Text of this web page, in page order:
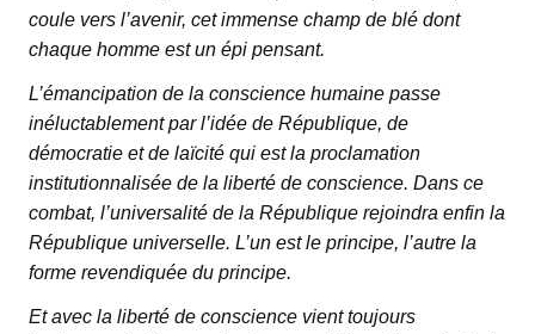
coule vers l’avenir, cet immense champ de blé dont
chaque homme est un épi pensant.
L’émancipation de la conscience humaine passe
inéluctablement par l’idée de République, de
démocratie et de laïcité qui est la proclamation
institutionnalisée de la liberté de conscience. Dans ce
combat, l’universalité de la République rejoindra enfin la
République universelle. L’un est le principe, l’autre la
forme revendiquée du principe.
Et avec la liberté de conscience vient toujours